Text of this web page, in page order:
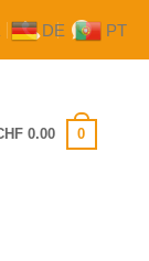
0.00 0
DE PT